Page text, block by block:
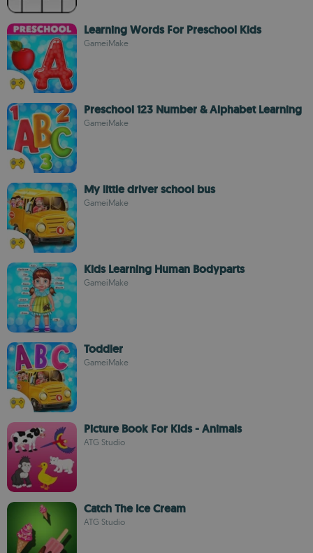
Learning Words For Preschool Kids
GameiMake
Preschool 123 Number & Alphabet Learning
GameiMake
My little driver school bus
GameiMake
Kids Learning Human Bodyparts
GameiMake
Toddler
GameiMake
Picture Book For Kids - Animals
ATG Studio
Catch The Ice Cream
ATG Studio